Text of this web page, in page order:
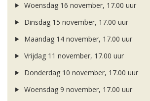
Woensdag 16 november, 17.00 uur
Dinsdag 15 november, 17.00 uur
Maandag 14 november, 17.00 uur
Vrijdag 11 november, 17.00 uur
Donderdag 10 november, 17.00 uur
Woensdag 9 november, 17.00 uur